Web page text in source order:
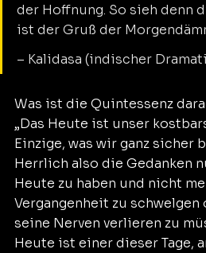
der Hoffnung. So sieh denn
ist der Gruß der
– Kalidasa (indischer
Was ist die Quintessenz
„Das Heute ist unser
Einzige, was wir ganz sicher
Herrlich also die Gedanken
Heute zu haben und nicht
Vergangenheit zu
seine Nerven verlieren zu
Heute ist einer dieser Tage,